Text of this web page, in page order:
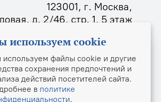
123001, г. Москва,
д. 2/46, стр. 1, 5 этаж
работы издательства:
Пт.: 10:00–17:00
используем cookie
файлы cookie и другие
сохранения предпочтений и
действий посетителей сайта.
в политике
.